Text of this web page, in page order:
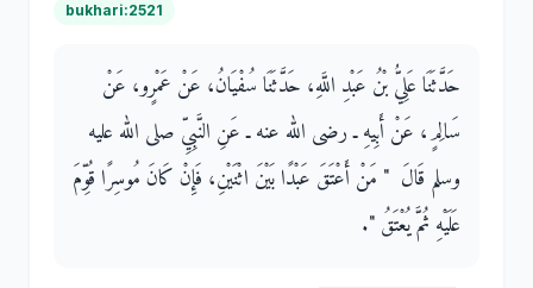
bukhari:2521
حَدَّثَنَا عَلِيُّ بْنُ عَبْدِ اللَّهِ، حَدَّثَنَا سُفْيَانُ، عَنْ عَمْرٍو، عَنْ
سَالِمٍ، عَنْ أَبِيهِ ـ رضى الله عنه ـ عَنِ النَّبِيِّ صلى الله عليه
وسلم قَالَ ‏ "‏ مَنْ أَعْتَقَ عَبْدًا بَيْنَ اثْنَيْنِ، فَإِنْ كَانَ مُوسِرًا قُوِّمَ
عَلَيْهِ ثُمَّ يُعْتَقُ ‏"‏‏.‏